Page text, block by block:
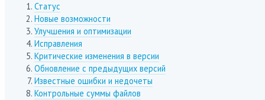
Статус
Новые возможности
Улучшения и оптимизации
Исправления
Критические изменения в версии
Обновление с предыдущих версий
Известные ошибки и недочеты
Контрольные суммы файлов